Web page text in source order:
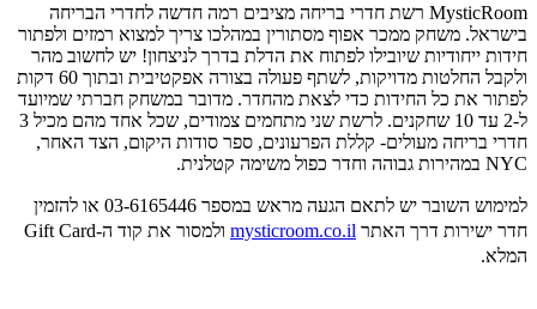
MysticRoom רשת חדרי בריחה מציבים רמה חדשה לחדרי הבריחה
בישראל. משחק ממכר אפוף מסתורין במהלכו צריך למצוא רמזים ולפתור
חידות ייחודיות שיובילו לפתוח את הדלת בדרך לניצחון! יש לחשוב מהר
ולקבל החלטות מדויקות, לשתף פעולה בצורה אפקטיבית ובתוך 60 דקות
לפתור את כל החידות כדי לצאת מהחדר. מדובר במשחק חברתי שמיועד
ל-2 עד 10 שחקנים. לרשת שני מתחמים צמודים, שכל אחד מהם מכיל 3
חדרי בריחה מעולים- קללת הפרעונים, ספר סודות היקום, הצד האחר,
NYC במהירות גבוהה וחדר כפול משימה קטלנית.
למימוש השובר יש לתאם הגעה מראש במספר
03-6165446 או להזמין
חדר ישירות דרך האתר mysticroom.co.il
ולמסור את קוד ה-Gift Card
המלא.